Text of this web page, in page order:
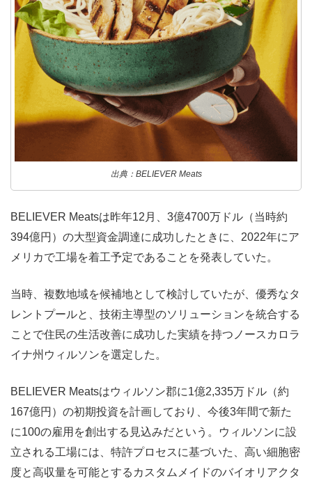
出典：BELIEVER Meats
BELIEVER Meatsは昨年12月、3億4700万ドル（当時約
394億円）の大型資金調達に成功したときに、2022年にア
メリカで工場を着工予定であることを発表していた。
当時、複数地域を候補地として検討していたが、優秀なタ
レントプールと、技術主導型のソリューションを統合する
ことで住民の生活改善に成功した実績を持つノースカロラ
イナ州ウィルソンを選定した。
BELIEVER Meatsはウィルソン郡に1億2,335万ドル（約
167億円）の初期投資を計画しており、今後3年間で新た
に100の雇用を創出する見込みだという。ウィルソンに設
立される工場には、特許プロセスに基づいた、高い細胞密
度と高収量を可能とするカスタムメイドのバイオリアクタ